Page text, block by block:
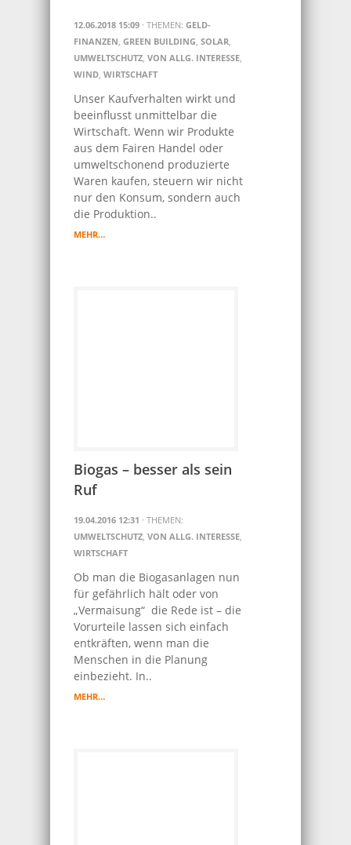
12.06.2018 15:09 · THEMEN: GELD-
FINANZEN, GREEN BUILDING, SOLAR,
UMWELTSCHUTZ, VON ALLG. INTERESSE,
WIND, WIRTSCHAFT
Unser Kaufverhalten wirkt und
beeinflusst unmittelbar die
Wirtschaft. Wenn wir Produkte
aus dem Fairen Handel oder
umweltschonend produzierte
Waren kaufen, steuern wir nicht
nur den Konsum, sondern auch
die Produktion..
MEHR…
Biogas – besser als sein
Ruf
19.04.2016 12:31 · THEMEN:
UMWELTSCHUTZ, VON ALLG. INTERESSE,
WIRTSCHAFT
Ob man die Biogasanlagen nun
für gefährlich hält oder von
„Vermaisung“ die Rede ist – die
Vorurteile lassen sich einfach
entkräften, wenn man die
Menschen in die Planung
einbezieht. In..
MEHR…